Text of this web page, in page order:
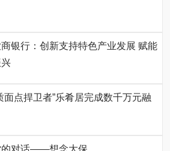
银行：创新支持特色产业发展 赋能
面点捍卫者”乐肴居完成数千万元融
的对话——想念大保